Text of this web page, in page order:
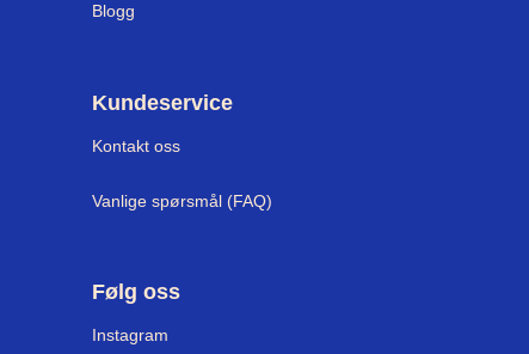
Blogg
Kundeservice
Kontakt oss
Vanlige spørsmål (FAQ)
Følg oss
Instagram